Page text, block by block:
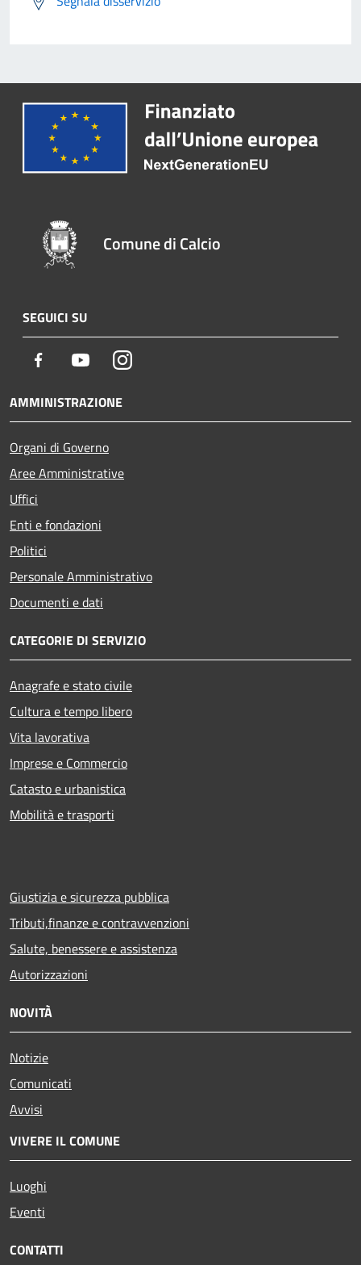
Comune di Calcio
SEGUICI SU
Facebook YoutubeInstagram
AMMINISTRAZIONE
Organi di Governo
Aree Amministrative
Uffici
Enti e fondazioni
Politici
Personale Amministrativo
Documenti e dati
CATEGORIE DI SERVIZIO
Anagrafe e stato civile
Cultura e tempo libero
Vita lavorativa
Imprese e Commercio
Catasto e urbanistica
Mobilità e trasporti
Giustizia e sicurezza pubblica
Tributi,finanze e contravvenzioni
Salute, benessere e assistenza
Autorizzazioni
NOVITÀ
Notizie
Comunicati
Avvisi
VIVERE IL COMUNE
Luoghi
Eventi
CONTATTI